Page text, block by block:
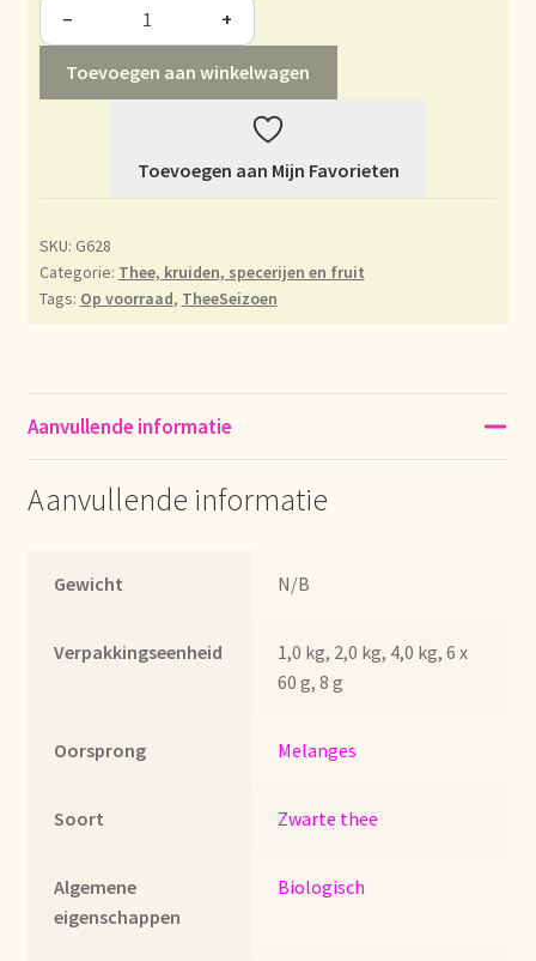
Current price list
Datenschutzerklärung
Devoluciones y garantía
Food safety
Impressum
Impressum
Lebensmittelsicherheit
− +
Toevoegen aan winkelwagen
Toevoegen aan Mijn Favorieten
SKU: G628
Categorie: Thee, kruiden, specerijen en fruit
Tags: Op voorraad, TheeSeizoen
Aanvullende informatie
Aanvullende informatie
Gewicht N/B
Verpakkingseenheid
1,0 kg, 2,0 kg, 4,0 kg, 6 x
60 g, 8 g
Oorsprong Melanges
Soort Zwarte thee
Algemene
eigenschappen
Biologisch